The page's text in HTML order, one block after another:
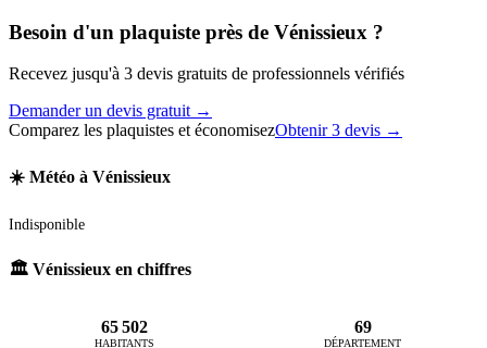
Besoin d'un plaquiste près de Vénissieux ?
Recevez jusqu'à 3 devis gratuits de professionnels vérifiés
Demander un devis gratuit →
Comparez les plaquistes et économisezObtenir 3 devis →
☀️ Météo à Vénissieux
Indisponible
🏛️ Vénissieux en chiffres
65 502
HABITANTS
69
DÉPARTEMENT